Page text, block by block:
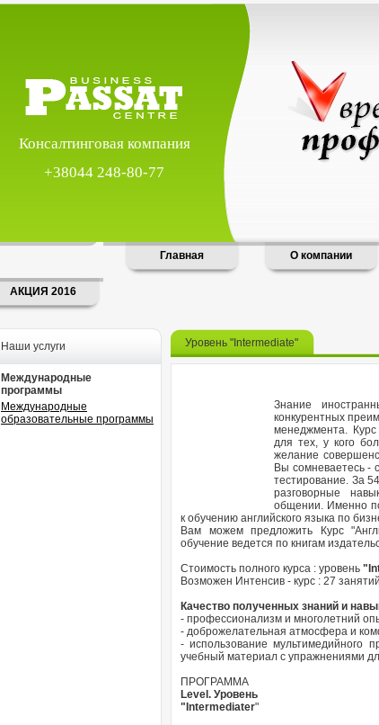
Консалтинговая компания
+38044 248-80-77
Главная О компании
АКЦИЯ 2016
Наши услуги
Международные
программы
Международные
образовательные программы
Уровень "Intermediate"
Знание
конкурентных
менеджмента. Курс
для тех, у кого
желание
Вы сомневаетесь -
тестирование. За
разговорные
общении. Именно
к обучению английского языка по
Вам можем предложить Курс
обучение ведется по книгам
Стоимость полного курса : уровень
Возможен Интенсив - курс : 27
Качество полученных знаний и
- профессионализм и многолетний
- доброжелательная атмосфера и
- использование мультимедийного
учебный материал с упражнениями
ПРОГРАММА
Level. Уровень
"Intermediater"